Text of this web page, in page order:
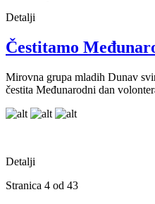
Detalji
Čestitamo
Mirovna grupa mladih Dunav
čestita Međunarodni dan
Detalji
Stranica 4 od 43